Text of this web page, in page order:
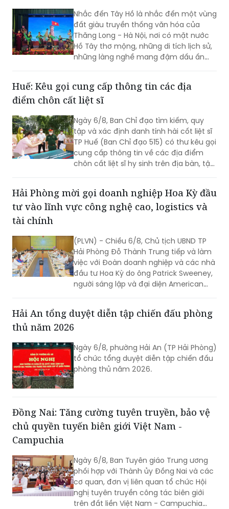
Nhắc đến Tây Hồ là nhắc đến một vùng
đất giàu truyền thống văn hóa của
Thăng Long - Hà Nội, nơi có mặt nước
Hồ Tây thơ mộng, những di tích lịch sử,
những làng nghề mang đậm dấu ấn
nghìn năm văn hiến.
Huế: Kêu gọi cung cấp thông tin các địa
điểm chôn cất liệt sĩ
Ngày 6/8, Ban Chỉ đạo tìm kiếm, quy
tập và xác định danh tính hài cốt liệt sĩ
TP Huế (Ban Chỉ đạo 515) có thư kêu gọi
cung cấp thông tin về các địa điểm
chôn cất liệt sĩ hy sinh trên địa bàn, tập
và khu vực sông Truồi (xã Lộc An).
Hải Phòng mời gọi doanh nghiệp Hoa Kỳ đầu
tư vào lĩnh vực công nghệ cao, logistics và
tài chính
(PLVN) - Chiều 6/8, Chủ tịch UBND TP
Hải Phòng Đỗ Thành Trung tiếp và làm
việc với Đoàn doanh nghiệp và các nhà
đầu tư Hoa Kỳ do ông Patrick Sweeney,
người sáng lập và đại diện American
tìm hiểu cơ hội đầu tư tại Hải Phòng.
Hải An tổng duyệt diễn tập chiến đấu phòng
thủ năm 2026
Ngày 6/8, phường Hải An (TP Hải Phòng)
tổ chức tổng duyệt diễn tập chiến đấu
phòng thủ năm 2026.
Đồng Nai: Tăng cường tuyên truyền, bảo vệ
chủ quyền tuyến biên giới Việt Nam -
Campuchia
Ngày 6/8, Ban Tuyên giáo Trung ương
phối hợp với Thành ủy Đồng Nai và các
cơ quan, đơn vị liên quan tổ chức Hội
nghị tuyên truyền công tác biên giới
trên đất liền Việt Nam - Campuchia